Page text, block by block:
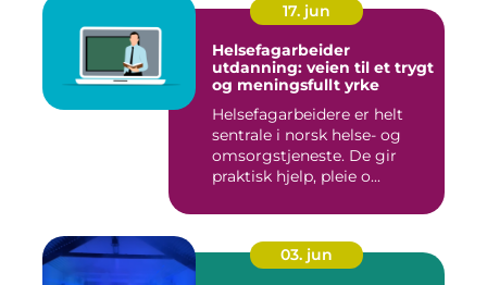
17. jun
Helsefagarbeider
utdanning: veien til et trygt
og meningsfullt yrke
Helsefagarbeidere er helt
sentrale i norsk helse- og
omsorgstjeneste. De gir
praktisk hjelp, pleie o...
03. jun